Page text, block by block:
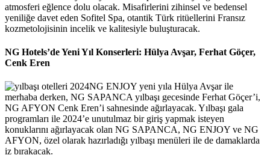
atmosferi eğlence dolu olacak. Misafirlerini zihinsel ve bedensel
yeniliğe davet eden Sofitel Spa, otantik Türk ritüellerini Fransız
kozmetolojisinin incelik ve kalitesiyle buluşturacak.
NG Hotels’de Yeni Yıl Konserleri: Hülya Avşar, Ferhat Göçer,
Cenk Eren
NG ENJOY yeni yıla Hülya Avşar ile
merhaba derken, NG SAPANCA yılbaşı gecesinde Ferhat Göçer’i,
NG AFYON Cenk Eren’i sahnesinde ağırlayacak. Yılbaşı gala
programları ile 2024’e unutulmaz bir giriş yapmak isteyen
konuklarını ağırlayacak olan NG SAPANCA, NG ENJOY ve NG
AFYON, özel olarak hazırladığı yılbaşı menüleri ile de damaklarda
iz bırakacak.